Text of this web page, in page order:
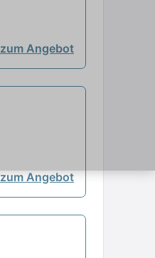
zum Angebot
zum Angebot